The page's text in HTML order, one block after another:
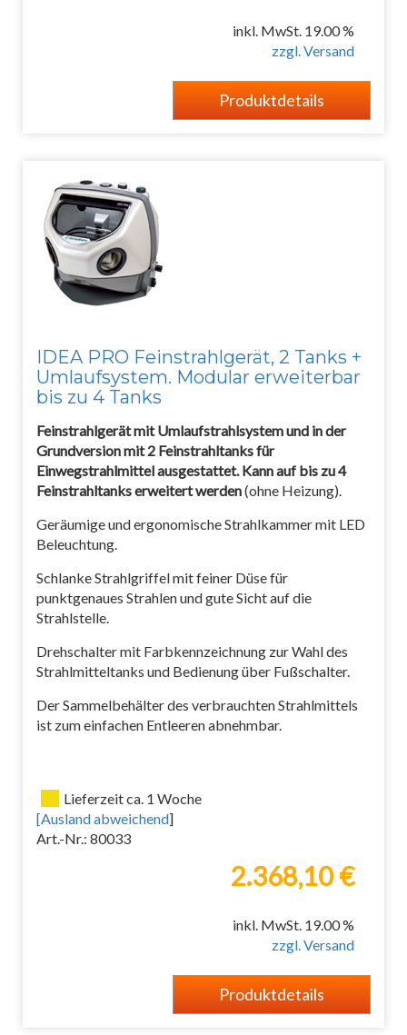
inkl. MwSt. 19.00 %
zzgl. Versand
Produktdetails
IDEA PRO Feinstrahlgerät, 2 Tanks +
Umlaufsystem. Modular erweiterbar
bis zu 4 Tanks
Feinstrahlgerät mit Umlaufstrahlsystem und in der
Grundversion mit 2 Feinstrahltanks für
Einwegstrahlmittel ausgestattet. Kann auf bis zu 4
Feinstrahltanks erweitert werden(ohne Heizung).
Geräumige und ergonomische Strahlkammer mit LED
Beleuchtung.
Schlanke Strahlgriffel mit feiner Düse für
punktgenaues Strahlen und gute Sicht auf die
Strahlstelle.
Drehschalter mit Farbkennzeichnung zur Wahl des
Strahlmitteltanks und Bedienung über Fußschalter.
Der Sammelbehälter des verbrauchten Strahlmittels
ist zum einfachen Entleeren abnehmbar.
Lieferzeit ca. 1 Woche
[Ausland abweichend]
Art.-Nr.: 80033
2.368,10 €
inkl. MwSt. 19.00 %
zzgl. Versand
Produktdetails